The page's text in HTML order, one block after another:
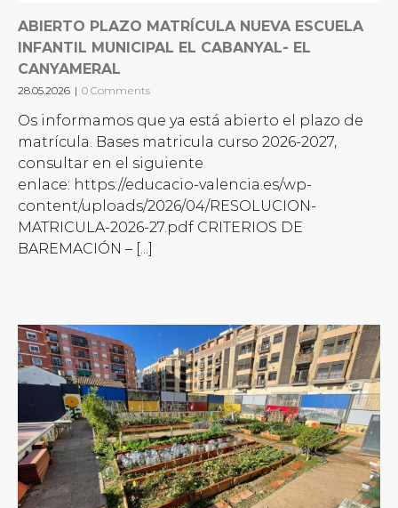
ABIERTO PLAZO MATRÍCULA NUEVA ESCUELA
INFANTIL MUNICIPAL EL CABANYAL- EL
CANYAMERAL
28.05.2026 | 0 Comments
Os informamos que ya está abierto el plazo de
matrícula. Bases matricula curso 2026-2027,
consultar en el siguiente
enlace: https://educacio-valencia.es/wp-
content/uploads/2026/04/RESOLUCION-
MATRICULA-2026-27.pdf CRITERIOS DE
BAREMACIÓN – [...]